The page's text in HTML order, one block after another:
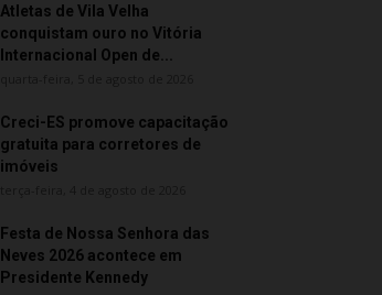
Atletas de Vila Velha
conquistam ouro no Vitória
Internacional Open de...
Creci-ES promove capacitação
gratuita para corretores de
imóveis
Festa de Nossa Senhora das
Neves 2026 acontece em
Presidente Kennedy